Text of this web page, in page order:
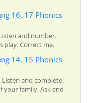
16, 17 Phonics
and number.
play: Correct me.
14, 15 Phonics
Listen and complete.
your family. Ask and